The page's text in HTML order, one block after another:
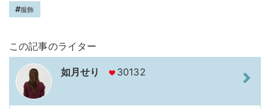
服飾
この記事のライター
如月せり 30132